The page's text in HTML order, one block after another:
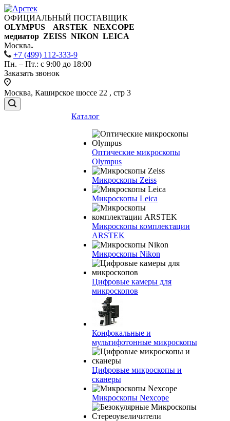
ОФИЦИАЛЬНЫЙ ПОСТАВЩИК
OLYMPUS ARSTEK NEXCOPE
медиатор ZEISS NIKON LEICA
Москва
+7 (499) 112-333-9
Пн. – Пт.: с 9:00 до 18:00
Заказать звонок
Москва, Каширское шоссе 22 , стр 3
Каталог
Оптические микроскопы
Olympus
Микроскопы Zeiss
Микроскопы Leica
Микроскопы комплектации
ARSTEK
Микроскопы Nikon
Цифровые камеры для
микроскопов
Конфокальные и
мультифотонные микроскопы
Цифровые микроскопы и
сканеры
Микроскопы Nexcope